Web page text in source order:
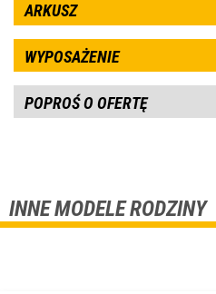
ARKUSZ
WYPOSAŻENIE
POPROŚ O OFERTĘ
INNE MODELE RODZINY